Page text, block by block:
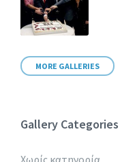
MORE GALLERIES
Gallery Categories
Χωρίς κατηγορία